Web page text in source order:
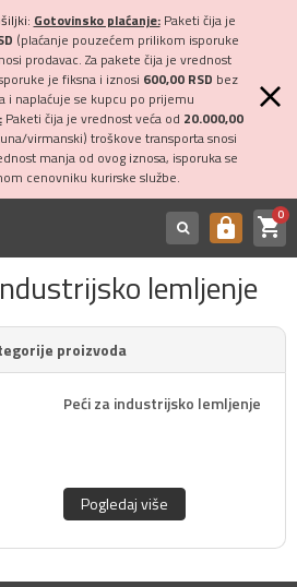
Gotovinsko plaćanje:Paketi čija je
(plaćanje pouzećem prilikom isporuke
prodavac. Za pakete čija je vrednost
je fiksna i iznosi 600,00 RSD bez
i naplaćuje se kupcu po prijemu
Paketi čija je vrednost veća od 20.000,00
virmanski) troškove transporta snosi
manja od ovog iznosa, isporuka se
cenovniku kurirske službe.
https shopping_cart0
lemljenje
proizvoda
Peći za industrijsko lemljenje
Pogledaj više